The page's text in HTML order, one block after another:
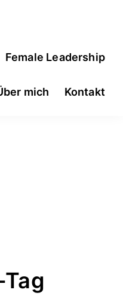
Female Leadership
mich Kontakt